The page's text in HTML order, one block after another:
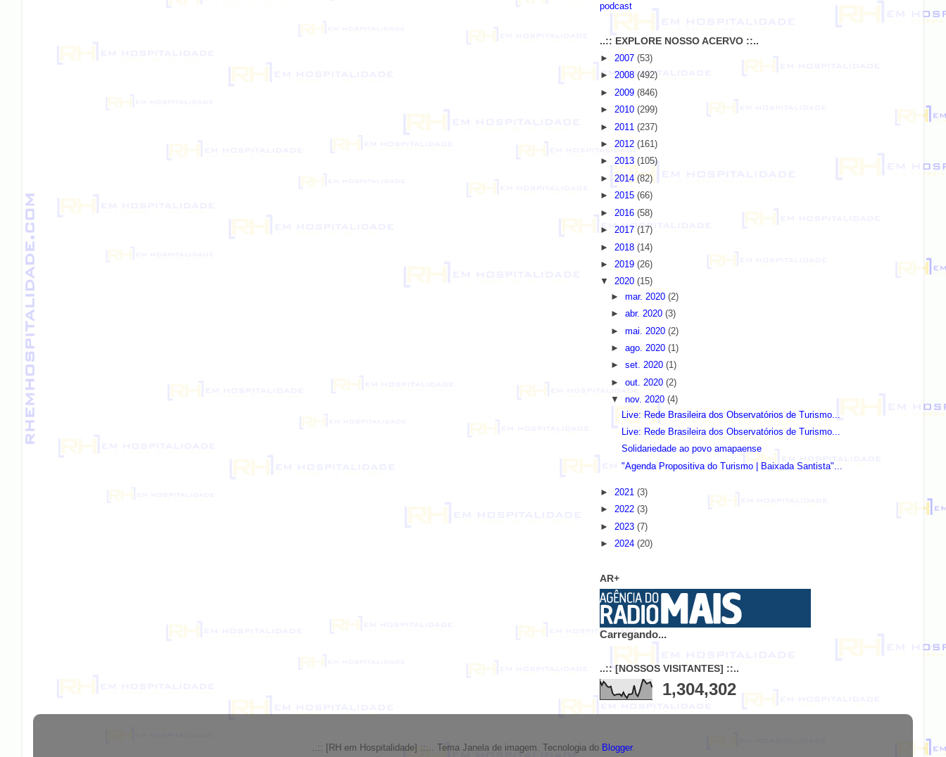
podcast
..:: EXPLORE NOSSO ACERVO ::..
► 2007 (53)
► 2008 (492)
► 2009 (846)
► 2010 (299)
► 2011 (237)
► 2012 (161)
► 2013 (105)
► 2014 (82)
► 2015 (66)
► 2016 (58)
► 2017 (17)
► 2018 (14)
► 2019 (26)
▼ 2020 (15)
►mar. 2020(2)
►abr. 2020(3)
►mai. 2020(2)
►ago. 2020(1)
►set. 2020(1)
►out. 2020(2)
▼nov. 2020(4)
Live: Rede Brasileira dos Observatórios de Turismo...
Live: Rede Brasileira dos Observatórios de Turismo...
Solidariedade ao povo amapaense
"Agenda Propositiva do Turismo | Baixada Santista"...
► 2021 (3)
► 2022 (3)
► 2023 (7)
► 2024 (20)
AR+
Carregando...
..:: [NOSSOS VISITANTES] ::..
1,304,302
..:: [RH em Hospitalidade] ::... Tema Janela de imagem. Tecnologia do Blogger.